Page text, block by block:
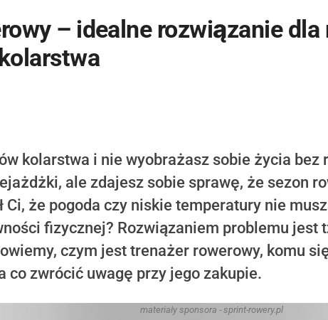
– idealne rozwiązanie dla
kolarstwa i nie wyobrażasz sobie życia bez
ale zdajesz sobie sprawę, że sezon
Ci, że pogoda czy niskie temperatury nie
fizycznej? Rozwiązaniem problemu jest
czym jest trenażer rowerowy, komu
co zwrócić uwagę przy jego zakupie.
materiały sponsora - sprint-rowery.pl